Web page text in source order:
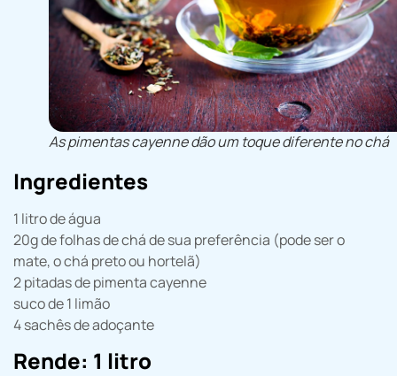
As pimentas cayenne dão um toque diferente no chá
Ingredientes
1 litro de água
20g de folhas de chá de sua preferência (pode ser o
mate, o chá preto ou hortelã)
2 pitadas de pimenta cayenne
suco de 1 limão
4 sachês de adoçante
Rende: 1 litro